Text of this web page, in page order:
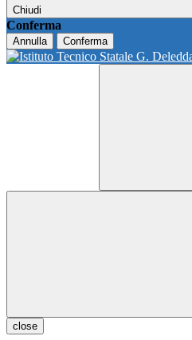
Chiudi
Conferma
Annulla Conferma
close